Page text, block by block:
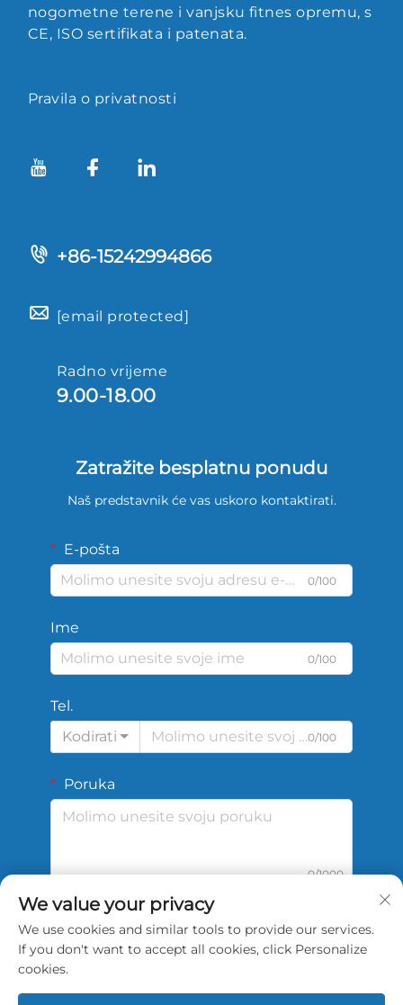
nogometne terene i vanjsku fitnes opremu, s
CE, ISO sertifikata i patenata.
Pravila o privatnosti
+86-15242994866
[email protected]
Radno vrijeme
9.00-18.00
Zatražite besplatnu ponudu
Naš predstavnik će vas uskoro kontaktirati.
E-pošta
0/100
Ime
0/100
Tel.
Kodirati
0/100
Poruka
0/1000
POŠALJI
We value your privacy
We use cookies and similar tools to provide our services.
If you don't want to accept all cookies, click Personalize
cookies.